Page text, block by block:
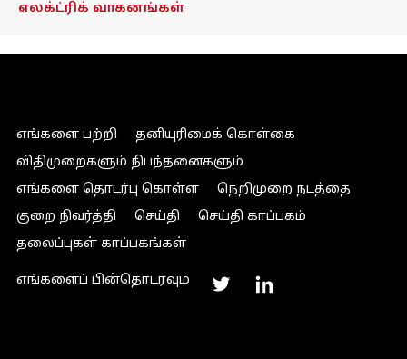
எலக்ட்ரிக் வாகனங்கள்
எங்களை பற்றி
தனியுரிமைக் கொள்கை
விதிமுறைகளும் நிபந்தனைகளும்
எங்களை தொடர்பு கொள்ள
நெறிமுறை நடத்தை
குறை நிவர்த்தி
செய்தி
செய்தி காப்பகம்
தலைப்புகள் காப்பகங்கள்
எங்களைப் பின்தொடரவும்